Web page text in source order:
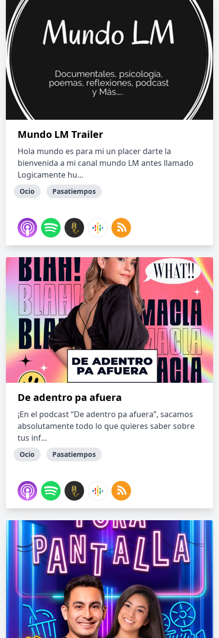
Mundo LM Trailer
Hola mundo es para mi un placer darte la
bienvenida a mi canal mundo LM antes llamado
Logicamente hu...
Ocio Pasatiempos
De adentro pa afuera
¡En el podcast “De adentro pa afuera”, sacamos
absolutamente todo lo que quieres saber sobre
tus inf...
Ocio Pasatiempos